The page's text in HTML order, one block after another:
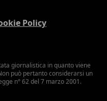
Policy
giornalistica in quanto viene
può pertanto considerarsi un
n° 62 del 7 marzo 2001.